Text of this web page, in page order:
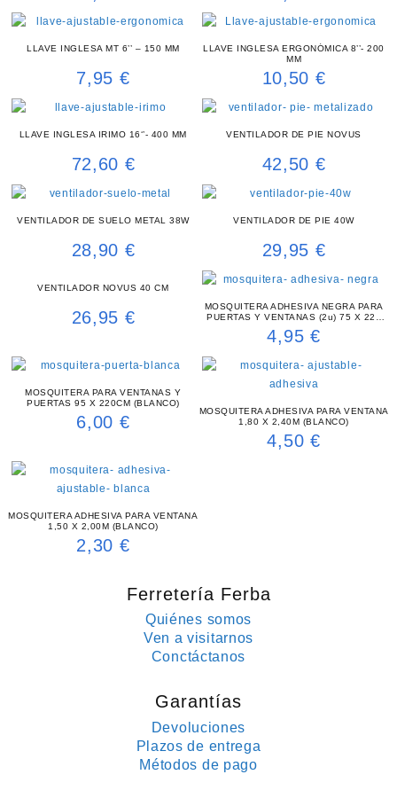
LLAVE INGLESA MT 6’’ – 150 MM
7,95 €
LLAVE INGLESA ERGONÓMICA 8’’- 200
MM
10,50 €
LLAVE INGLESA IRIMO 16‘’- 400 MM
72,60 €
VENTILADOR DE PIE NOVUS
42,50 €
VENTILADOR DE SUELO METAL 38W
28,90 €
VENTILADOR DE PIE 40W
29,95 €
VENTILADOR NOVUS 40 CM
26,95 €
MOSQUITERA ADHESIVA NEGRA PARA
PUERTAS Y VENTANAS (2u) 75 X 220
4,95 €
MOSQUITERA PARA VENTANAS Y
PUERTAS 95 X 220CM (BLANCO)
6,00 €
MOSQUITERA ADHESIVA PARA VENTANA
1,80 X 2,40M (BLANCO)
4,50 €
MOSQUITERA ADHESIVA PARA VENTANA
1,50 X 2,00M (BLANCO)
2,30 €
Ferretería Ferba
Quiénes somos
Ven a visitarnos
Conctáctanos
Garantías
Devoluciones
Plazos de entrega
Métodos de pago